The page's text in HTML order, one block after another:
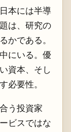
本には半導
は、研究の
かである。
にいる。優
資本、そし
必要性。
う投資家
ビスではな